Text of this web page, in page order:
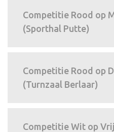
Competitie Rood op
(Sporthal Putte)
Competitie Rood op
(Turnzaal Berlaar)
Competitie Wit op